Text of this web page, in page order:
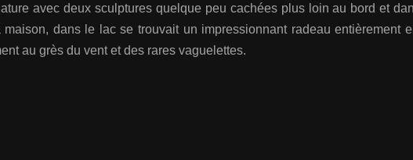
avec deux sculptures quelque peu cachées plus loin au bord et
dans le lac se trouvait un impressionnant radeau entièrement
au grès du vent et des rares vaguelettes.